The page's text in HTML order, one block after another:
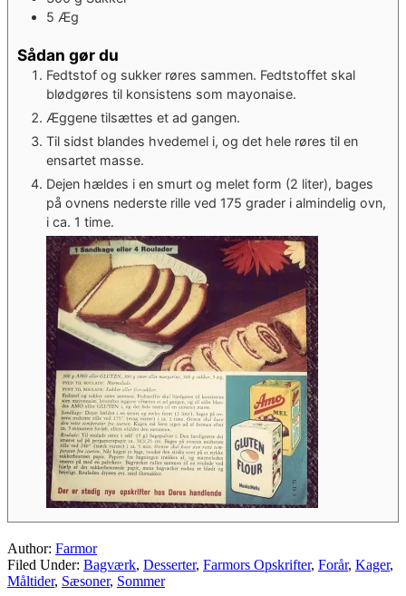
5 Æg
Sådan gør du
Fedtstof og sukker røres sammen. Fedtstoffet skal
blødgøres til konsistens som mayonaise.
Æggene tilsættes et ad gangen.
Til sidst blandes hvedemel i, og det hele røres til en
ensartet masse.
Dejen hældes i en smurt og melet form (2 liter), bages
på ovnens nederste rille ved 175 grader i almindelig ovn,
i ca. 1 time.
Author: Farmor
Filed Under: Bagværk, Desserter, Farmors Opskrifter, Forår, Kager,
Måltider, Sæsoner, Sommer